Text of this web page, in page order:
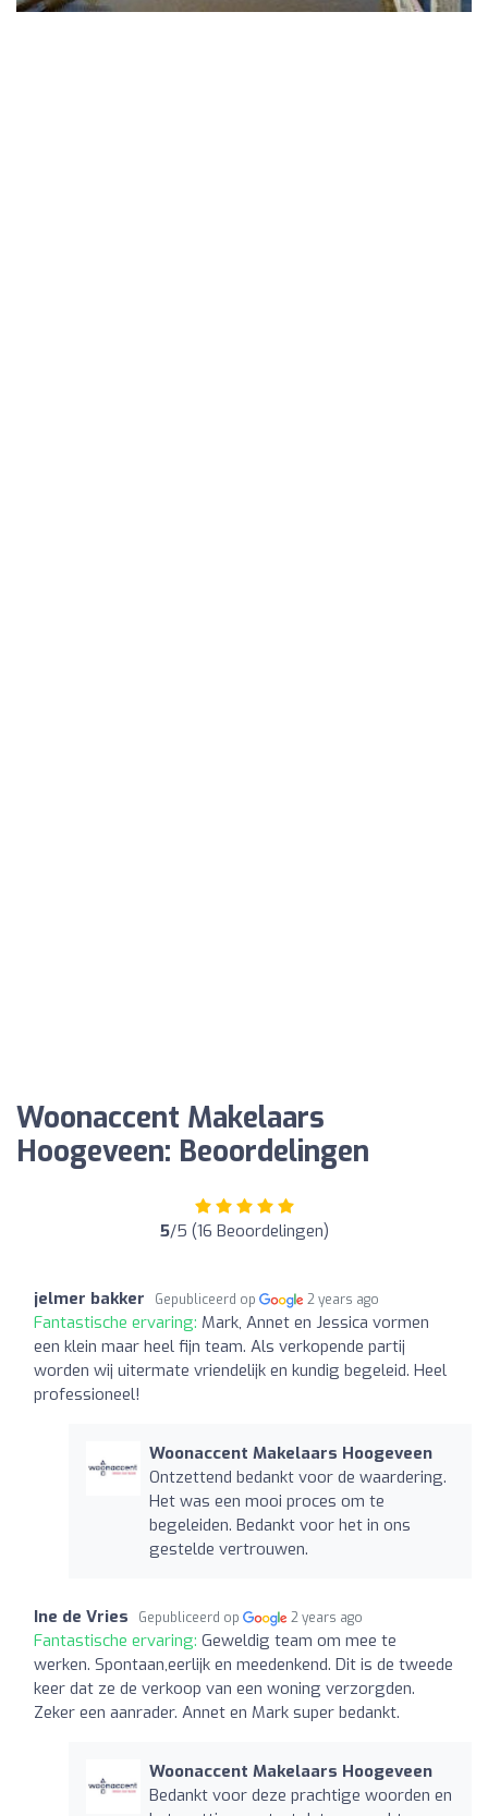
Woonaccent Makelaars
Hoogeveen: Beoordelingen
5/5 (16 Beoordelingen)
jelmer bakker Gepubliceerd op 2 years ago
Fantastische ervaring: Mark, Annet en Jessica vormen
een klein maar heel fijn team. Als verkopende partij
worden wij uitermate vriendelijk en kundig begeleid. Heel
professioneel!
Woonaccent Makelaars Hoogeveen
Ontzettend bedankt voor de waardering.
Het was een mooi proces om te
begeleiden. Bedankt voor het in ons
gestelde vertrouwen.
Ine de Vries Gepubliceerd op 2 years ago
Fantastische ervaring: Geweldig team om mee te
werken. Spontaan,eerlijk en meedenkend. Dit is de tweede
keer dat ze de verkoop van een woning verzorgden.
Zeker een aanrader. Annet en Mark super bedankt.
Woonaccent Makelaars Hoogeveen
Bedankt voor deze prachtige woorden en